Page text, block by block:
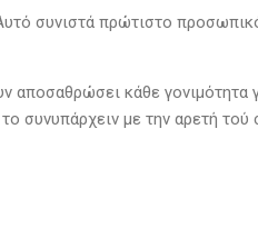
συνιστά πρώτιστο
αποσαθρώσει κάθε γονιμότητα
συνυπάρχειν με την αρετή τού